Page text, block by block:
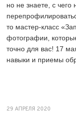
но не знаете, с чего
то мастер-класс
фотографии,
точно для вас! 17
навыки и приемы
29 АПРЕЛЯ 2020